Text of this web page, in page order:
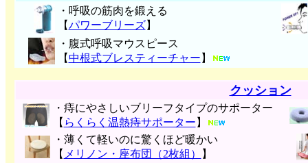
・呼吸の筋肉を鍛える
【パワーブリーズ】
・腹式呼吸マウスピース
【中根式ブレスティーチャー 】
クッション
・痔にやさしいブリーフタイプのサポーター
【 らくらく温熱痔サポーター 】
・薄くて軽いのに驚くほど暖かい
【 メリノン・座布団（2枚組）
】